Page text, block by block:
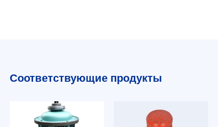
Соответствующие продукты